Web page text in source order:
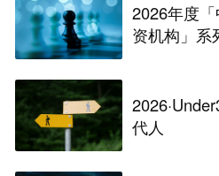
2026年度
资机构」系
代人